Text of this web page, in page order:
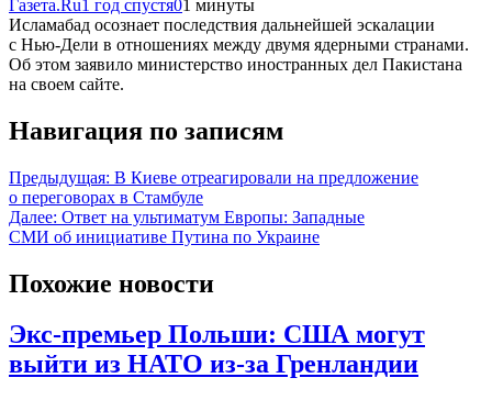
Газета.Ru1 год спустя01 минуты
Исламабад осознает последствия дальнейшей эскалации
с Нью-Дели в отношениях между двумя ядерными странами.
Об этом заявило министерство иностранных дел Пакистана
на своем сайте.
Навигация по записям
Предыдущая: В Киеве отреагировали на предложение
о переговорах в Стамбуле
Далее: Ответ на ультиматум Европы: Западные
СМИ об инициативе Путина по Украине
Похожие новости
Экс-премьер Польши: США могут
выйти из НАТО из-за Гренландии